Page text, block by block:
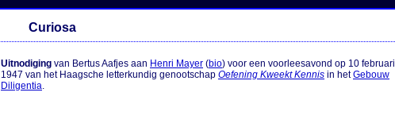
Curiosa
Uitnodiging van Bertus Aafjes aan Henri Mayer (bio) voor een voorleesavond op 10 februari
1947 van het Haagsche letterkundig genootschap Oefening Kweekt Kennis in hetGebouw
Diligentia.